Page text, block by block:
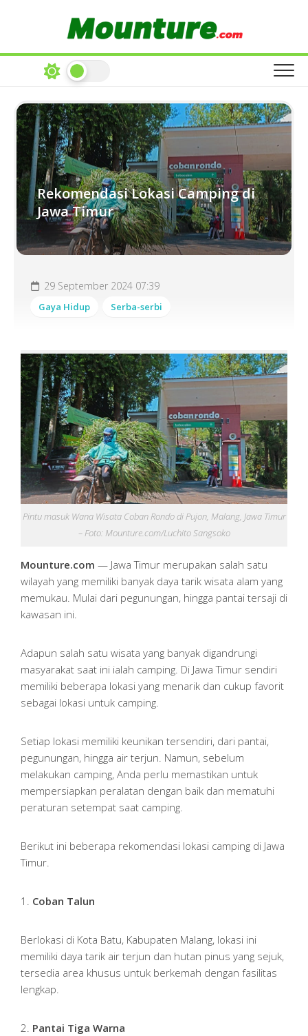
Rekomendasi Lokasi Camping di
Jawa Timur
29 September 2024 07:39
Gaya Hidup Serba-serbi
Pintu masuk Wana Wisata Coban Rondo di Pujon, Malang, Jawa Timur
– Foto: Mounture.com/Luchito Sangsoko
Mounture.com — Jawa Timur merupakan salah satu
wilayah yang memiliki banyak daya tarik wisata alam yang
memukau. Mulai dari pegunungan, hingga pantai tersaji di
kawasan ini.
Adapun salah satu wisata yang banyak digandrungi
masyarakat saat ini ialah camping. Di Jawa Timur sendiri
memiliki beberapa lokasi yang menarik dan cukup favorit
sebagai lokasi untuk camping.
Setiap lokasi memiliki keunikan tersendiri, dari pantai,
pegunungan, hingga air terjun. Namun, sebelum
melakukan camping, Anda perlu memastikan untuk
mempersiapkan peralatan dengan baik dan mematuhi
peraturan setempat saat camping.
Berikut ini beberapa rekomendasi lokasi camping di Jawa
Timur.
1. Coban Talun
Berlokasi di Kota Batu, Kabupaten Malang, lokasi ini
memiliki daya tarik air terjun dan hutan pinus yang sejuk,
tersedia area khusus untuk berkemah dengan fasilitas
lengkap.
2. Pantai Tiga Warna